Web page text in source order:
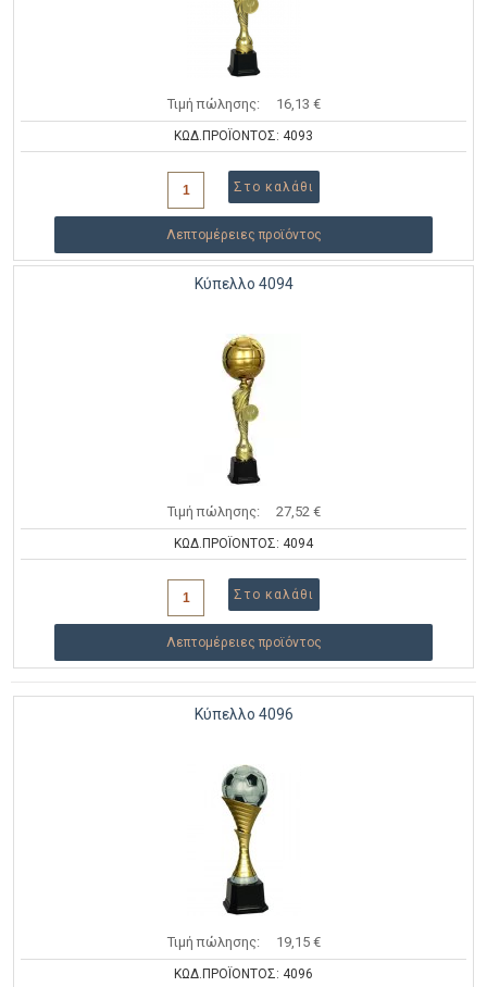
Τιμή πώλησης: 16,13 €
ΚΩΔ.ΠΡΟΪΟΝΤΟΣ: 4093
Λεπτομέρειες προϊόντος
Κύπελλο 4094
Τιμή πώλησης: 27,52 €
ΚΩΔ.ΠΡΟΪΟΝΤΟΣ: 4094
Λεπτομέρειες προϊόντος
Κύπελλο 4096
Τιμή πώλησης: 19,15 €
ΚΩΔ.ΠΡΟΪΟΝΤΟΣ: 4096